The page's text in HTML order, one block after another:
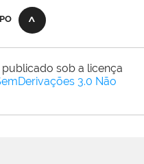
sob a licença
3.0 Não